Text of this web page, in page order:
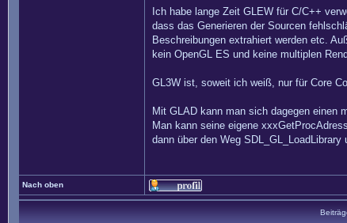
Ich habe lange Zeit GLEW für C/C++
dass das Generieren der Sourcen
Beschreibungen extrahiert werden etc.
kein OpenGL ES und keine multiplen
GL3W ist, soweit ich weiß, nur für Core
Mit GLAD kann man sich dagegen einen
Man kann seine eigene
dann über den Weg
Nach oben